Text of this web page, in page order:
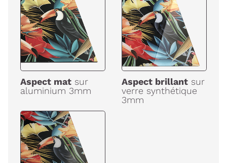
Aspect mat sur
aluminium 3mm
Aspect brillant sur
verre synthétique
3mm